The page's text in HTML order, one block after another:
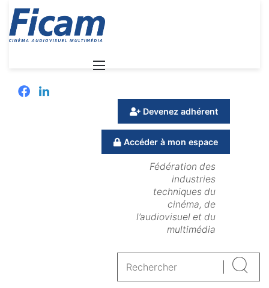
Menu
Facebook
Linkedin
Devenez adhérent
Accéder à mon espace
Fédération des
industries
techniques du
cinéma, de
l’audiovisuel et du
multimédia